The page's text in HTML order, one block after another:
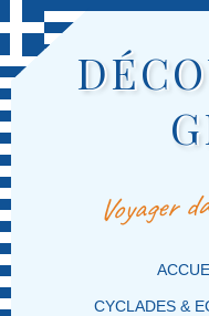
Voyager
MENU PRINCIPAL
MASQUER LA
MASQUER LA
CYCLADES &